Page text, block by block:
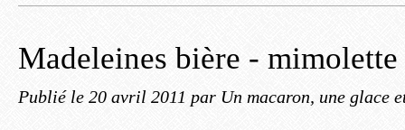
Madeleines bière -
Publié le 20 avril 2011 par Un macaron, une glace